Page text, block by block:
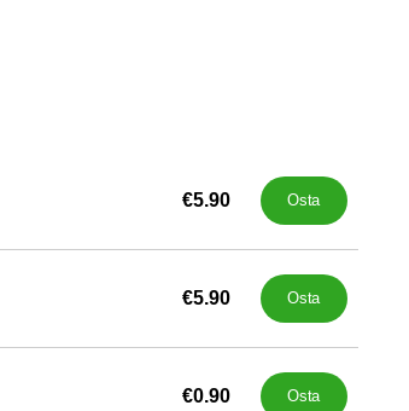
€5.90 Osta
€5.90 Osta
€0.90 Osta